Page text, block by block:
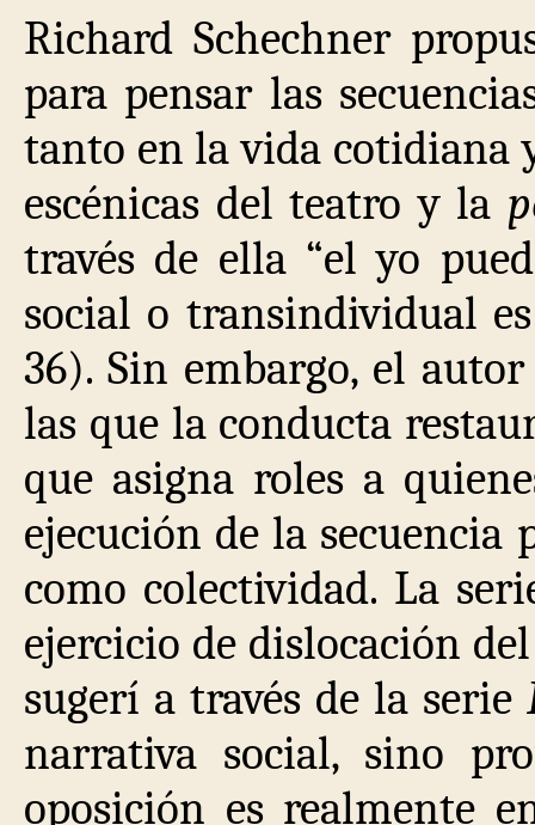
Richard Schechner
para pensar las
tanto en la vida cotidiana
escénicas del teatro y la
través de ella “el yo
social o transindividual
36). Sin embargo, el
las que la conducta
que asigna roles a
ejecución de la secuencia
como colectividad. La
ejercicio de dislocación
sugerí a través de la serie
narrativa social, sino
oposición es realmente